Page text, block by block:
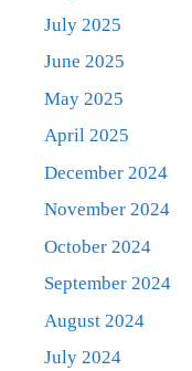
July 2025
June 2025
May 2025
April 2025
December 2024
November 2024
October 2024
September 2024
August 2024
July 2024